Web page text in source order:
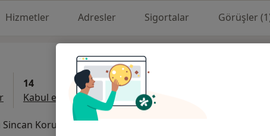
Hizmetler Adresler Sigortalar Görüşler
14
Kabul edilen sigortalar
Sincan Koru Hastanesinde hizmet vermektedir.